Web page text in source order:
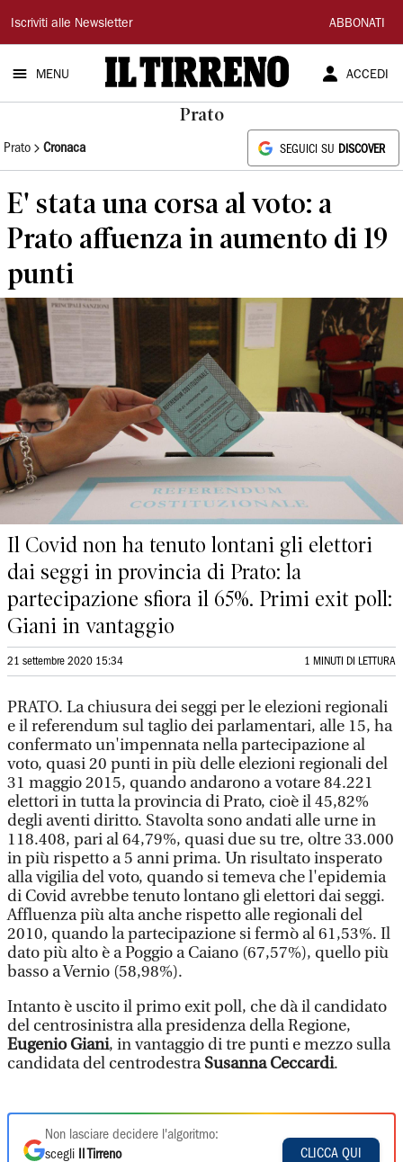
Il
Tirreno
Iscriviti alle Newsletter ABBONATI
MENU ACCEDI
Prato
Prato Cronaca SEGUICI SU DISCOVER
E' stata una corsa al voto: a
Prato affuenza in aumento di 19
punti
Il Covid non ha tenuto lontani gli elettori
dai seggi in provincia di Prato: la
partecipazione sfiora il 65%. Primi exit poll:
Giani in vantaggio
21 settembre 2020 15:34 1 MINUTI DI LETTURA
PRATO. La chiusura dei seggi per le elezioni regionali
e il referendum sul taglio dei parlamentari, alle 15, ha
confermato un'impennata nella partecipazione al
voto, quasi 20 punti in più delle elezioni regionali del
31 maggio 2015, quando andarono a votare 84.221
elettori in tutta la provincia di Prato, cioè il 45,82%
degli aventi diritto. Stavolta sono andati alle urne in
118.408, pari al 64,79%, quasi due su tre, oltre 33.000
in più rispetto a 5 anni prima. Un risultato insperato
alla vigilia del voto, quando si temeva che l'epidemia
di Covid avrebbe tenuto lontano gli elettori dai seggi.
Affluenza più alta anche rispetto alle regionali del
2010, quando la partecipazione si fermò al 61,53%. Il
dato più alto è a Poggio a Caiano (67,57%), quello più
basso a Vernio (58,98%).
Intanto è uscito il primo exit poll, che dà il candidato
del centrosinistra alla presidenza della Regione,
Eugenio Giani, in vantaggio di tre punti e mezzo sulla
candidata del centrodestraSusanna Ceccardi.
Non lasciare decidere l'algoritmo:
scegli
Il Tirreno
CLICCA QUI